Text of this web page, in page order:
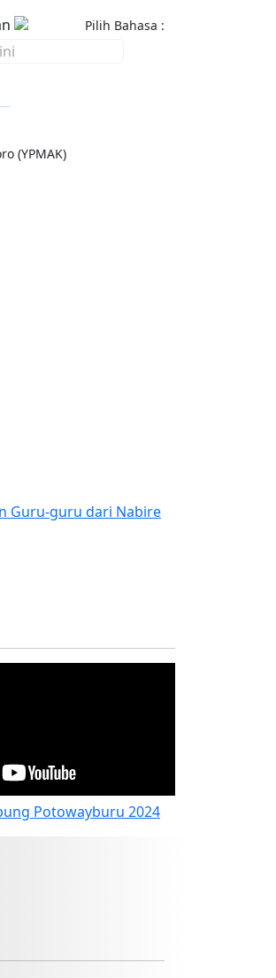
Pilih Bahasa :
(YPMAK)
Guru-guru dari Nabire
Potowayburu 2024